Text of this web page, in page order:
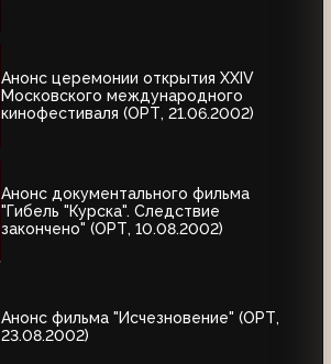
Анонс церемонии открытия XXIV
Московского международного
кинофестиваля (ОРТ, 21.06.2002)
Анонс документального фильма
"Гибель "Курска". Следствие
закончено" (ОРТ, 10.08.2002)
Анонс фильма "Исчезновение" (ОРТ,
23.08.2002)